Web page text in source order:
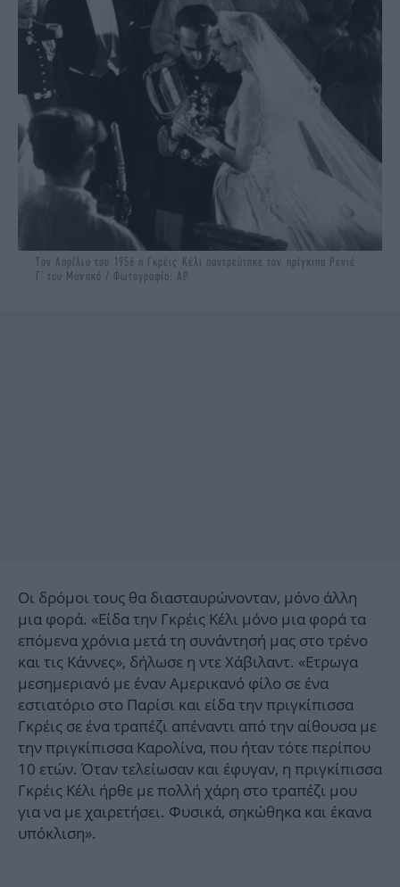
Τον Απρίλιο του 1956 η Γκρέις Κέλι παντρεύτηκε τον πρίγκιπα Ρενιέ
Γ' του Μονακό / Φωτογραφία: ΑΡ
Οι δρόμοι τους θα διασταυρώνονταν, μόνο άλλη
μια φορά. «Είδα την Γκρέις Κέλι μόνο μια φορά τα
επόμενα χρόνια μετά τη συνάντησή μας στο τρένο
και τις Κάννες», δήλωσε η ντε Χάβιλαντ. «Ετρωγα
μεσημεριανό με έναν Αμερικανό φίλο σε ένα
εστιατόριο στο Παρίσι και είδα την πριγκίπισσα
Γκρέις σε ένα τραπέζι απέναντι από την αίθουσα με
την πριγκίπισσα Καρολίνα, που ήταν τότε περίπου
10 ετών. Όταν τελείωσαν και έφυγαν, η πριγκίπισσα
Γκρέις Κέλι ήρθε με πολλή χάρη στο τραπέζι μου
για να με χαιρετήσει. Φυσικά, σηκώθηκα και έκανα
υπόκλιση».